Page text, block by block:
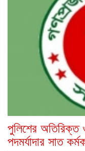
পুলিশের অতিরিক্ত
পদমর্যাদার সাত